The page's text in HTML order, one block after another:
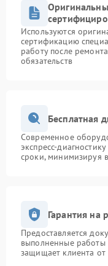
Используются
сертификацию
работу после
обязательств
Бесплатная
Современное
экспресс-
сроки, минимизируя
Гарантия на
Предоставляется
выполненные работы
защищает клиента от